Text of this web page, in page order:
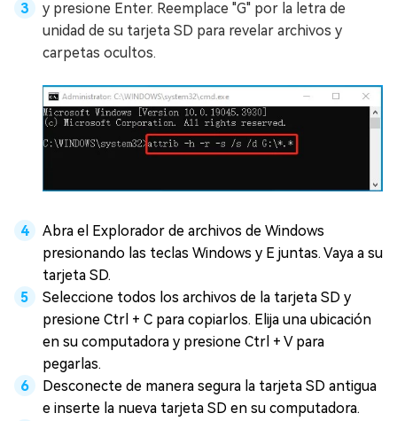
y presione Enter. Reemplace "G" por la letra de
unidad de su tarjeta SD para revelar archivos y
carpetas ocultos.
Abra el Explorador de archivos de Windows
presionando las teclas Windows y E juntas. Vaya a su
tarjeta SD.
Seleccione todos los archivos de la tarjeta SD y
presione Ctrl + C para copiarlos. Elija una ubicación
en su computadora y presione Ctrl + V para
pegarlas.
Desconecte de manera segura la tarjeta SD antigua
e inserte la nueva tarjeta SD en su computadora.